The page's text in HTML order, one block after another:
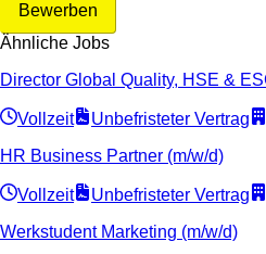
Bewerben
Ähnliche Jobs
Director Global Quality, HSE &
Vollzeit Unbefristeter Vertrag
HR Business Partner (m/w/d)
Vollzeit Unbefristeter Vertrag
Werkstudent Marketing (m/w/d)